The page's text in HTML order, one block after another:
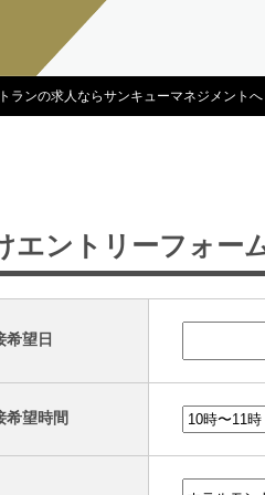
ランの求人ならサンキューマネジメントへ
エントリーフォー
希望日
希望時間